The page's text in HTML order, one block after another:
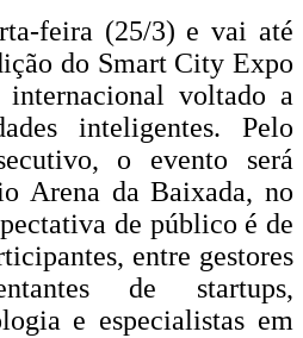
feira (25/3) e vai até
do Smart City Expo
voltado a
inteligentes. Pelo
o evento será
Arena da Baixada, no
de público é de
entre gestores
de startups,
e especialistas em